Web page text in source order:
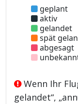
geplant
aktiv
gelandet
spät
abgesagt
Wenn Ihr
gelandet“,